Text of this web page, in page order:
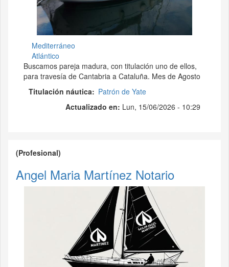
Mediterráneo
Atlántico
Buscamos pareja madura, con titulación uno de ellos,
para travesía de Cantabria a Cataluña. Mes de Agosto
Titulación náutica
Patrón de Yate
Actualizado en: Lun, 15/06/2026 - 10:29
(Profesional)
Angel Maria Martínez Notario